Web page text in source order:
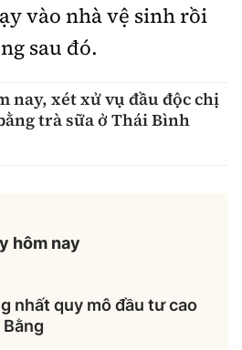
vào nhà vệ sinh rồi
sau đó.
nay, xét xử vụ đầu độc chị
trà sữa ở Thái Bình
hôm nay
nhất quy mô đầu tư cao